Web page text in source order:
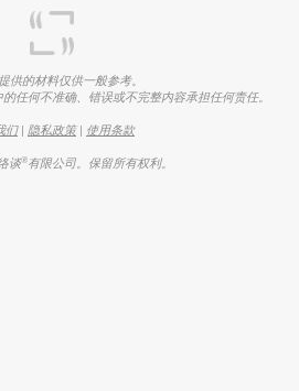
供的材料仅供一般参考。
任何不准确、错误或不完整内容承担任何责任。
们| 隐私政策| 使用条款
谈®有限公司。保留所有权利。